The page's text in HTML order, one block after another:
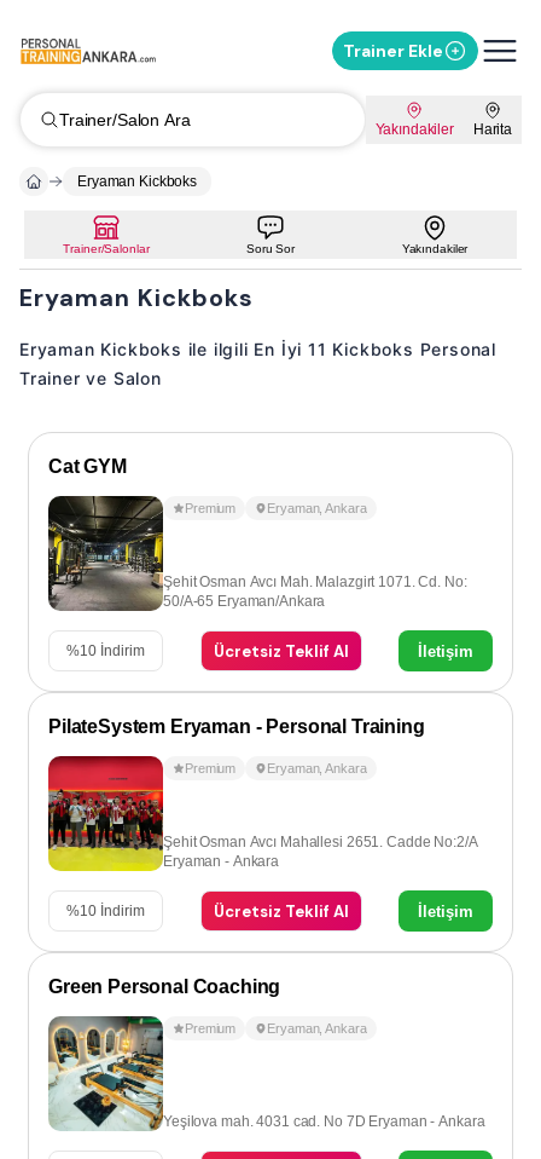
Trainer Ekle
Trainer/Salon Ara Yakındakiler Harita
Eryaman Kickboks
Trainer/Salonlar Soru Sor Yakındakiler
Eryaman Kickboks
Eryaman Kickboks ile ilgili En İyi 11 Kickboks Personal
Trainer ve Salon
Cat GYM
Premium Eryaman,Ankara
Şehit Osman Avcı Mah. Malazgirt 1071. Cd. No:
50/A-65 Eryaman/Ankara
%10 İndirim Ücretsiz Teklif Al İletişim
PilateSystem Eryaman - Personal Training
Premium Eryaman,Ankara
Şehit Osman Avcı Mahallesi 2651. Cadde No:2/A
Eryaman - Ankara
%10 İndirim Ücretsiz Teklif Al İletişim
Green Personal Coaching
Premium Eryaman,Ankara
Yeşilova mah. 4031 cad. No 7D Eryaman - Ankara